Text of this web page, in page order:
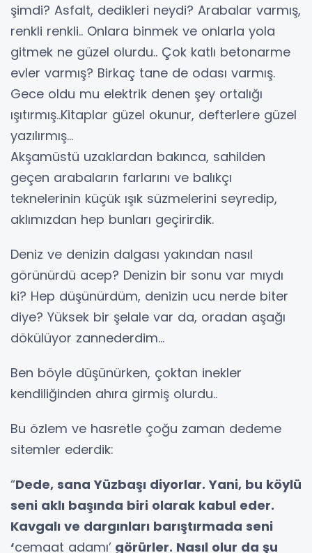
şimdi? Asfalt, dedikleri neydi? Arabalar varmış,
renkli renkli.. Onlara binmek ve onlarla yola
gitmek ne güzel olurdu.. Çok katlı betonarme
evler varmış? Birkaç tane de odası varmış.
Gece oldu mu elektrik denen şey ortalığı
ışıtırmış..Kitaplar güzel okunur, defterlere güzel
yazılırmış…
Akşamüstü uzaklardan bakınca, sahilden
geçen arabaların farlarını ve balıkçı
teknelerinin küçük ışık süzmelerini seyredip,
aklımızdan hep bunları geçirirdik.
Deniz ve denizin dalgası yakından nasıl
görünürdü acep? Denizin bir sonu var mıydı
ki? Hep düşünürdüm, denizin ucu nerde biter
diye? Yüksek bir şelale var da, oradan aşağı
dökülüyor zannederdim...
Ben böyle düşünürken, çoktan inekler
kendiliğinden ahıra girmiş olurdu..
Bu özlem ve hasretle çoğu zaman dedeme
sitemler ederdik:
“Dede, sana Yüzbaşı diyorlar. Yani, bu köylü
seni aklı başında biri olarak kabul eder.
Kavgalı ve dargınları barıştırmada seni
‘cemaat adamı’ görürler. Nasıl olur da şu